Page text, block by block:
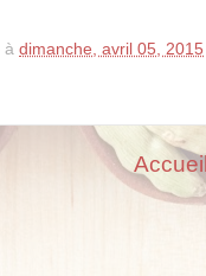
à dimanche, avril 05, 2015
Accueil